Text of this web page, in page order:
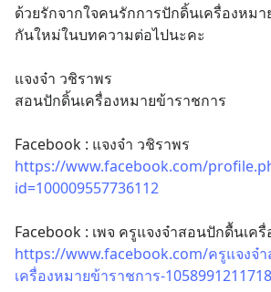
ด้วยรักจากใจคนรักการปักดิ้นเครื่องหม
กันใหม่ในบทความต่อไปนะคะ
แจงจ๋า วชิราพร
สอนปักดิ้นเครื่องหมายข้าราชการ
Facebook : แจงจ๋า วชิราพร
https://www.facebook.com/
id=100009557736112
Facebook : เพจ ครูแจงจ๋าสอนปักดื้นเค
https://www.facebook.com/ครูแจงจ๋
เครื่องหมายข้าราชการ-